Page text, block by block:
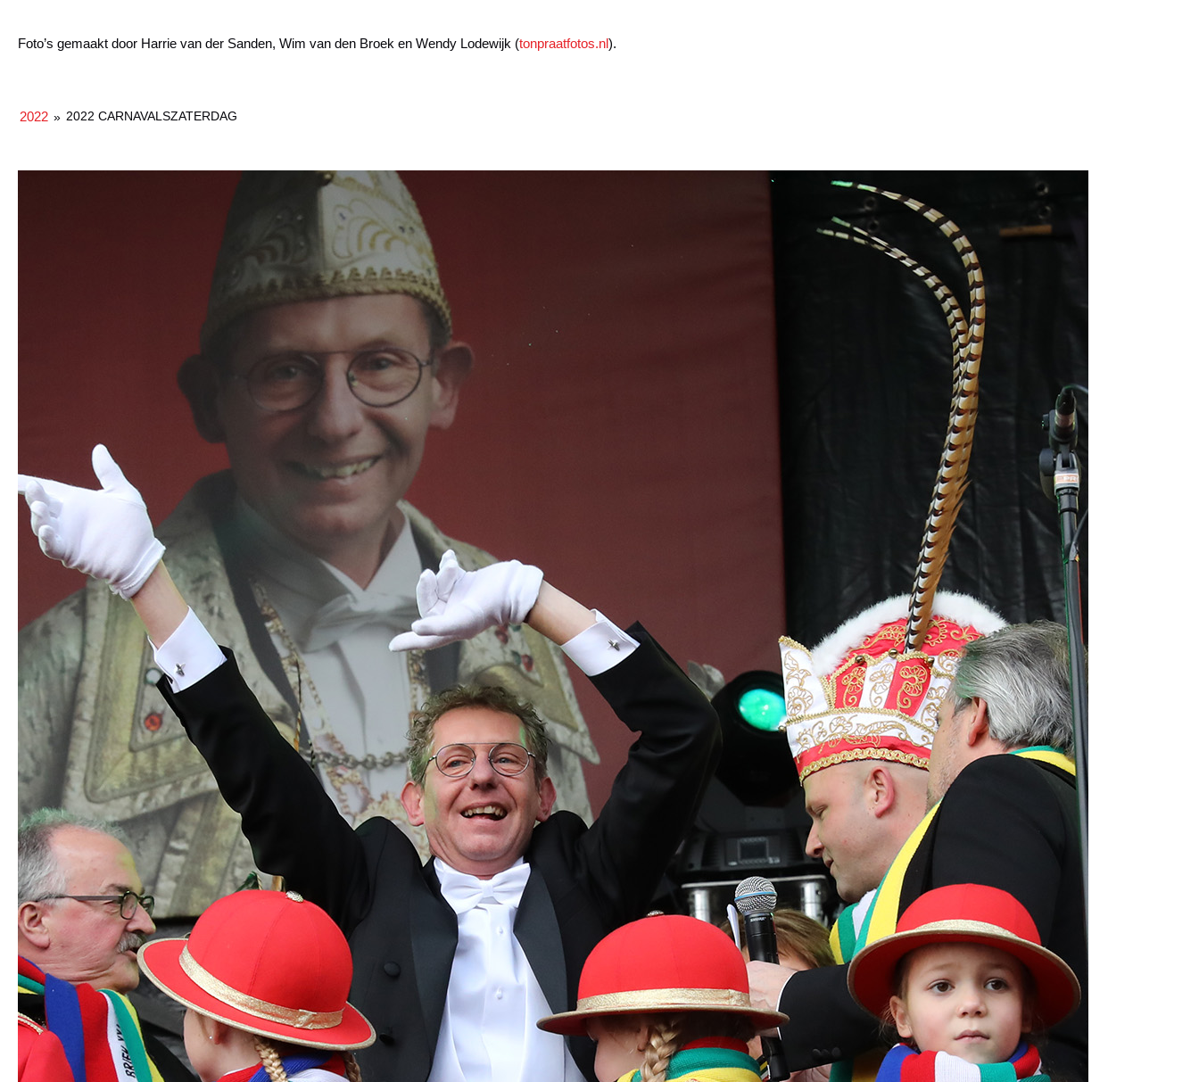
Foto’s gemaakt door Harrie van der Sanden, Wim van den Broek en Wendy Lodewijk (tonpraatfotos.nl).
2022 » 2022 CARNAVALSZATERDAG